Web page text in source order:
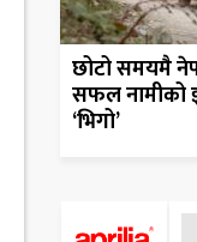
छोटो समयमै
सफल नामीको
‘भिगो’